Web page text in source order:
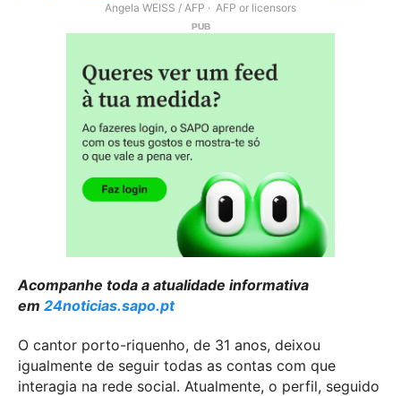
Angela WEISS / AFP AFP or licensors
Acompanhe toda a atualidade informativa
em 24noticias.sapo.pt
O cantor porto-riquenho, de 31 anos, deixou
igualmente de seguir todas as contas com que
interagia na rede social. Atualmente, o perfil, seguido